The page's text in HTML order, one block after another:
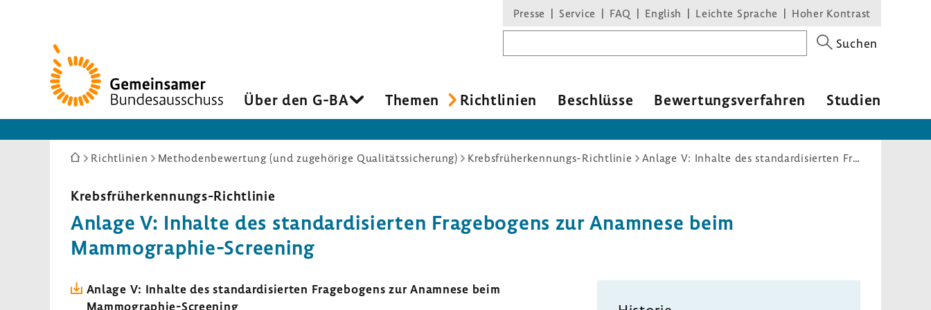
Zur
Startseite
Presse Service FAQ English Leichte Sprache Hoher Kontrast
Suchen
Über den G-BA Themen Richt­li­nien Beschlüsse Bewer­tungs­ver­fahren Studien
Sie
hier:
Richtlinien Methodenbewertung (und zugehörige Qualitätssicherung) Krebsfrüherkennungs-Richtlinie Anlage V: Inhalte des standardisierten Fragebogens zur Anamnese beim Mammographie-Screening
Krebsfrüherkennungs-​Richtlinie
Anlage V: Inhalte des stan­dar­di­sierten Frage­bo­gens zur Anamnese beim
Mammographie-​Screening
Anlage V: Inhalte des stan­dar­di­sierten Frage­bo­gens zur Anamnese beim
Mammographie-​Screening